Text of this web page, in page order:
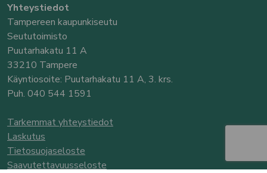
Yhteystiedot
Tampereen kaupunkiseutu
Seututoimisto
Puutarhakatu 11 A
33210 Tampere
Käyntiosoite: Puutarhakatu 11 A, 3. krs.
Puh. 040 544 1591
Tarkemmat yhteystiedot
Laskutus
Tietosuojaseloste
Saavutettavuusseloste